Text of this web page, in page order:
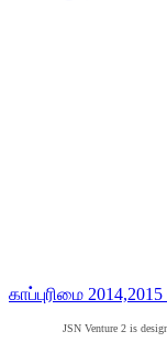
காப்புரிமை
JSN Venture 2 is